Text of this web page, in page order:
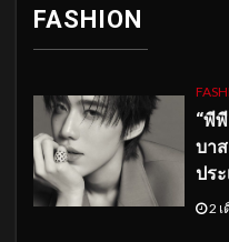
FASHION
“พี
บา
ปร
2 เ